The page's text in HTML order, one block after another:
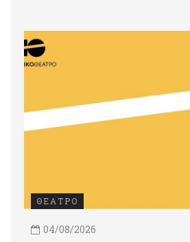
ΘΕΑΤΡΟ
04/08/2026